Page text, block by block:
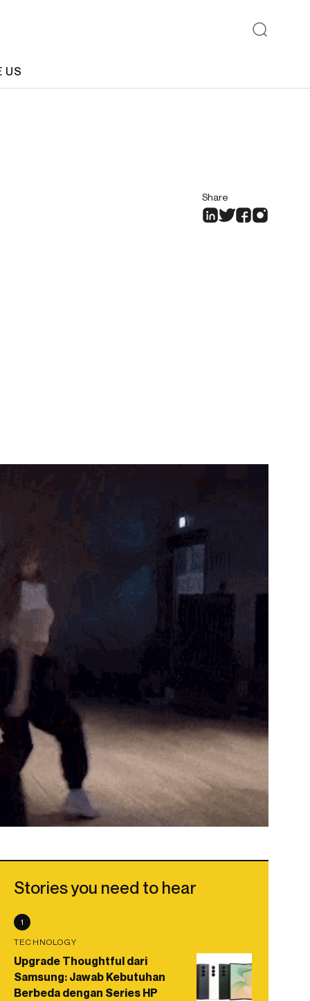
US
Share
Stories you need to hear
1
TECHNOLOGY
Upgrade Thoughtful dari
Samsung: Jawab Kebutuhan
Berbeda dengan Series HP